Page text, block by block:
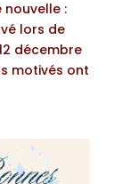
nouvelle :
lors de
décembre
motivés ont